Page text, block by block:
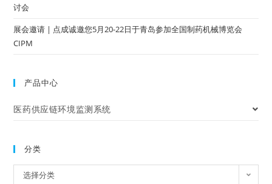
讨会
展会邀请 | 点成诚邀您5月20-22日于青岛参加全国制药机械博览会
CIPM
产品中心
医药供应链环境监测系统
分类
选择分类